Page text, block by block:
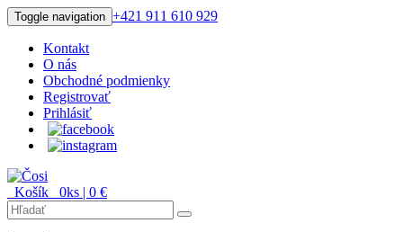
Toggle navigation +421 911 610 929
Kontakt
O nás
Obchodné podmienky
Registrovať
Prihlásiť
Košík 0ks | 0 €